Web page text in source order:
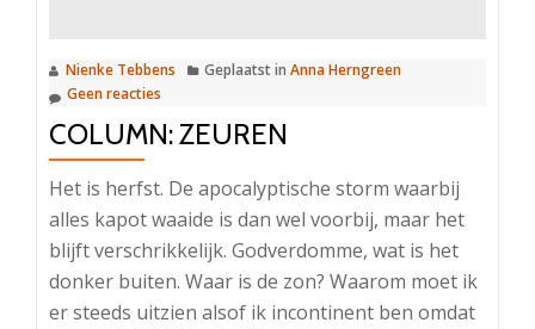
Nienke Tebbens Geplaatst in Anna Herngreen
Geen reacties
COLUMN: ZEUREN
Het is herfst. De apocalyptische storm waarbij
alles kapot waaide is dan wel voorbij, maar het
blijft verschrikkelijk. Godverdomme, wat is het
donker buiten. Waar is de zon? Waarom moet ik
er steeds uitzien alsof ik incontinent ben omdat